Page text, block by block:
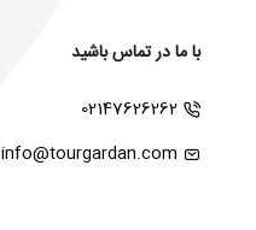
با ما در تماس باشید
02147626262
info@tourgardan.com